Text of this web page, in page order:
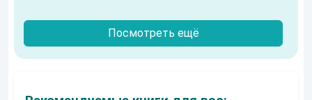
Посмотреть ещё